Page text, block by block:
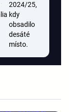
2024/25,
kdy
obsadilo
desáté
místo.